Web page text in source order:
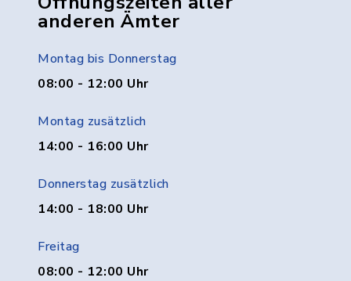
anderen Ämter
Montag bis Donnerstag
08:00 - 12:00 Uhr
Montag zusätzlich
14:00 - 16:00 Uhr
Donnerstag zusätzlich
14:00 - 18:00 Uhr
Freitag
08:00 - 12:00 Uhr